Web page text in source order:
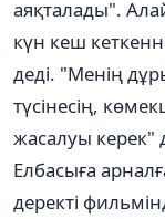
аяқталады".
күн кеш
деді. "Менің
түсінесің,
жасалуы керек"
Елбасыға
деректі